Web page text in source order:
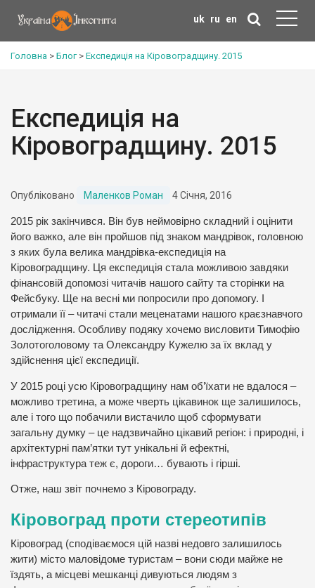
uk ru en
Головна > Блог> Експедиція на Кіровоградщину. 2015
Експедиція на
Кіровоградщину. 2015
Опубліковано Маленков Роман 4 Січня, 2016
2015 рік закінчився. Він був неймовірно складний і оцінити
його важко, але він пройшов під знаком мандрівок, головною
з яких була велика мандрівка-експедиція на
Кіровоградщину. Ця експедиція стала можливою завдяки
фінансовій допомозі читачів нашого сайту та сторінки на
Фейсбуку. Ще на весні ми попросили про допомогу. І
отримали її – читачі стали меценатами нашого краєзнавчого
дослідження. Особливу подяку хочемо висловити Тимофію
Золотоголовому та Олександру Кужелю за їх вклад у
здійснення цієї експедиції.
У 2015 році усю Кіровоградщину нам об’їхати не вдалося –
можливо третина, а може чверть цікавинок ще залишилось,
але і того що побачили вистачило щоб сформувати
загальну думку – це надзвичайно цікавий регіон: і природні, і
архітектурні пам’ятки тут унікальні й ефектні,
інфраструктура теж є, дороги… бувають і гірші.
Отже, наш звіт почнемо з Кіровограду.
Кіровоград проти стереотипів
Кіровоград (сподіваємося цій назві недовго залишилось
жити) місто маловідоме туристам – вони сюди майже не
їздять, а місцеві мешканці дивуються людям з